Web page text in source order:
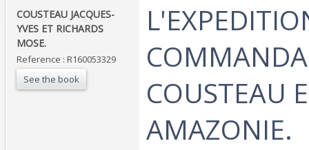
‎COUSTEAU JACQUES-
YVES ET RICHARDS
MOSE.‎
Reference : R160053329
See the book
COUSTEAU
AMAZONIE.‎